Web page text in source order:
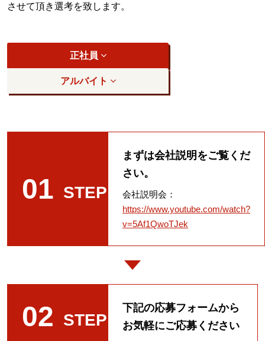
させて頂き選考を致します。
正社員
アルバイト
01 STEP
まずは会社説明をご覧くだ
さい。
会社説明会：
https://www.youtube.com/watch?
v=5Af1QwoTJek
02 STEP
下記の応募フォームから
お気軽にご応募ください